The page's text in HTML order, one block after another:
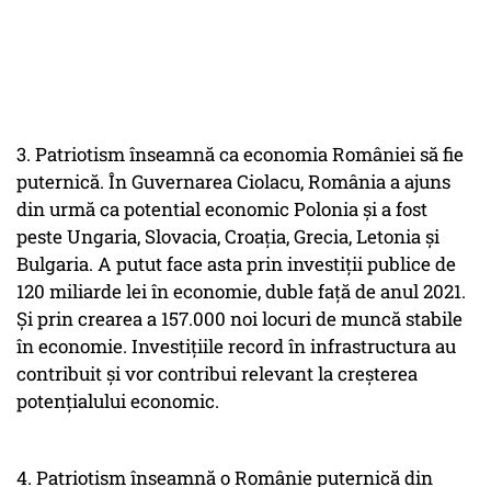
3. Patriotism înseamnă ca economia României să fie
puternică. În Guvernarea Ciolacu, România a ajuns
din urmă ca potential economic Polonia și a fost
peste Ungaria, Slovacia, Croația, Grecia, Letonia și
Bulgaria. A putut face asta prin investiții publice de
120 miliarde lei în economie, duble față de anul 2021.
Și prin crearea a 157.000 noi locuri de muncă stabile
în economie. Investițiile record în infrastructura au
contribuit și vor contribui relevant la creșterea
potențialului economic.
4. Patriotism înseamnă o Românie puternică din